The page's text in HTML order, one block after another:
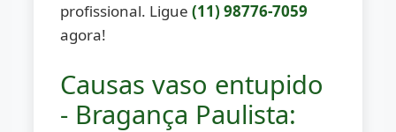
profissional. Ligue(11) 98776-7059
agora!
Causas vaso entupido
- Bragança Paulista: